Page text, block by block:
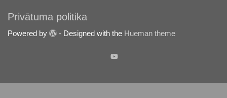
Privātuma politika
Powered by - Designed with the Hueman theme